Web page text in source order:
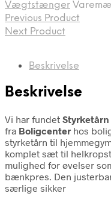
Vægtstænger
Previous Product
Next Product
Beskrivelse
Beskrivelse
Vi har fundet
fra Boligcenter hos
styrketårn til
komplet sæt til
mulighed for øvelser
bænkpres. Den
særlige sikker